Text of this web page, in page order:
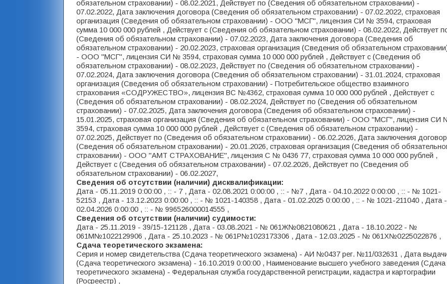
обязательном страховании) - 08.02.2021, Действует по (Сведения об обязательном страховании) -
07.02.2022, Дата заключения договора (Сведения об обязательном страховании) - 07.02.2022, страховая
организация (Сведения об обязательном страховании) - ООО "МСГ", лицензия СИ № 3594, страховая
сумма 10 000 000 рублей , Действует с (Сведения об обязательном страховании) - 08.02.2022, Действует
(Сведения об обязательном страховании) - 07.02.2023, Дата заключения договора (Сведения об
обязательном страховании) - 20.02.2023, страховая организация (Сведения об обязательном
- ООО "МСГ", лицензия СИ № 3594, страховая сумма 10 000 000 рублей , Действует с (Сведения об
обязательном страховании) - 08.02.2023, Действует по (Сведения об обязательном страховании) -
07.02.2024, Дата заключения договора (Сведения об обязательном страховании) - 31.01.2024, страховая
организация (Сведения об обязательном страховании) - Потребительское общество взаимного
страхования «СОДРУЖЕСТВО», лицензия ВС №4362, страховая сумма 10 000 000 рублей , Действует с
(Сведения об обязательном страховании) - 08.02.2024, Действует по (Сведения об обязательном
страховании) - 07.02.2025, Дата заключения договора (Сведения об обязательном страховании) -
15.01.2025, страховая организация (Сведения об обязательном страховании) - ООО "МСГ", лицензия СИ
3594, страховая сумма 10 000 000 рублей , Действует с (Сведения об обязательном страховании) -
07.02.2025, Действует по (Сведения об обязательном страховании) - 06.02.2026, Дата заключения
(Сведения об обязательном страховании) - 20.01.2026, страховая организация (Сведения об
страховании) - ООО "АМТ СТРАХОВАНИЕ", лицензия C № 0436 77, страховая сумма 10 000 000 рублей ,
Действует с (Сведения об обязательном страховании) - 07.02.2026, Действует по (Сведения об
обязательном страховании) - 06.02.2027,
Сведения об отсутствии (наличии) дисквалификации:
Дата - 05.11.2019 0:00:00 , :: - 7 , Дата - 02.08.2021 0:00:00 , :: - №7 , Дата - 04.10.2022 0:00:00 , :: - № 1021-
52153 , Дата - 13.12.2023 0:00:00 , :: - № 1021-140358 , Дата - 01.02.2025 0:00:00 , :: - № 1021-211040 , Дата -
02.04.2026 0:00:00 , :: - № 996526000014555 ,
Сведения об отсутствии (наличии) судимости:
Дата - 25.11.2019 - 39/15-121128 , Дата - 03.08.2021 - № 061Ж№0821080621 , Дата - 18.10.2022 - №
061М№1022129906 , Дата - 25.10.2023 - № 061Р№1023173306 , Дата - 12.03.2025 - № 061Х№0225022876 ,
Сдача теоретического экзамена:
Серия и номер свидетельства (Сдача теоретического экзамена) - АИ №0437 рег. №11/032631 , Дата
(Сдача теоретического экзамена) - 16.10.2019 0:00:00 , Наименование высшего учебного заведения (Сдача
теоретического экзамена) - Федеральная служба государственной регистрации, кадастра и картографии
(Росреестр) ,